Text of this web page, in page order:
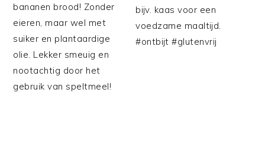
bananen brood! Zonder
eieren, maar wel met
suiker en plantaardige
olie. Lekker smeuig en
nootachtig door het
gebruik van speltmeel!
bijv. kaas voor een
voedzame maaltijd.
#ontbijt #glutenvrij